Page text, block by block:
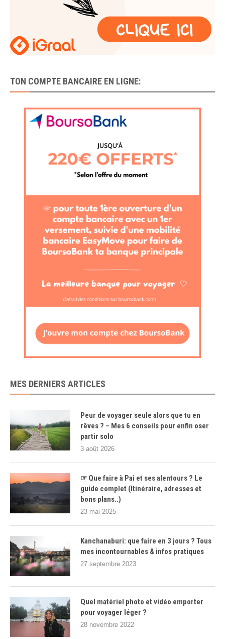
TON COMPTE BANCAIRE EN LIGNE:
MES DERNIERS ARTICLES
Peur de voyager seule alors que tu en
rêves ? – Mes 6 conseils pour enfin oser
partir solo
3 août 2026
☞ Que faire à Pai et ses alentours ? Le
guide complet (Itinéraire, adresses et
bons plans..)
23 mai 2025
Kanchanaburi: que faire en 3 jours ? Tous
mes incontournables & infos pratiques
27 septembre 2023
Quel matériel photo et vidéo emporter
pour voyager léger ?
28 novembre 2022